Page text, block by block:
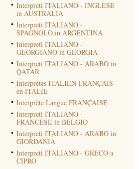
Interpreti ITALIANO - INGLESE
in AUSTRALIA
Interpreti ITALIANO -
SPAGNOLO in ARGENTINA
Interpreti ITALIANO -
GEORGIANO in GEORGIA
Interpreti ITALIANO - ARABO in
QATAR
Interprètes ITALIEN-FRANÇAIS
en ITALIE
Interprète Langue FRANÇAISE
Interpreti ITALIANO -
FRANCESE in BELGIO
Interpreti ITALIANO - ARABO in
GIORDANIA
Interpreti ITALIANO - GRECO a
CIPRO